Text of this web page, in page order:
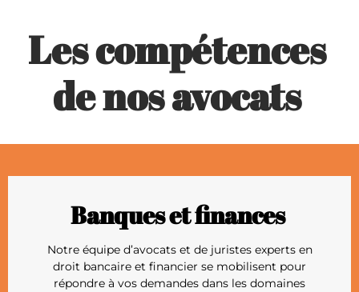
Les compétences
de nos avocats
Banques et finances
Notre équipe d’avocats et de juristes experts en
droit bancaire et financier se mobilisent pour
répondre à vos demandes dans les domaines